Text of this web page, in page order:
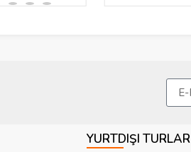
YURTDIŞI TURLAR